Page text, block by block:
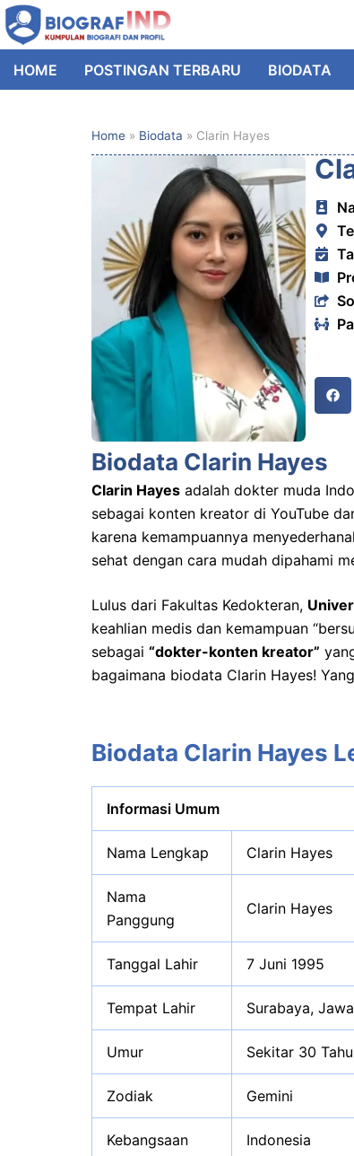
HOME POSTINGAN TERBARU BIODATA
Home » Biodata » Clarin Hayes
Biodata Clarin Hayes
Clarin Hayes adalah dokter muda
sebagai konten kreator di YouTube
karena kemampuannya
sehat dengan cara mudah dipahami
Lulus dari Fakultas Kedokteran,
keahlian medis dan kemampuan
sebagai “dokter-konten kreator”
bagaimana biodata Clarin Hayes!
Biodata Clarin Hayes
Informasi Umum
Nama Lengkap Clarin Hayes
Nama
Panggung
Clarin Hayes
Tanggal Lahir 7 Juni 1995
Tempat Lahir Surabaya,
Umur Sekitar 30
Zodiak Gemini
Kebangsaan Indonesia